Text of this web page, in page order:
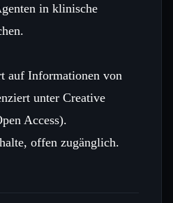
in klinische
auf Informationen von
unter Creative
Access).
offen zugänglich.